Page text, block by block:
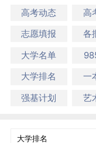
高考动态 高
志愿填报
各
大学名单
大学排名
一
强基计划
艺